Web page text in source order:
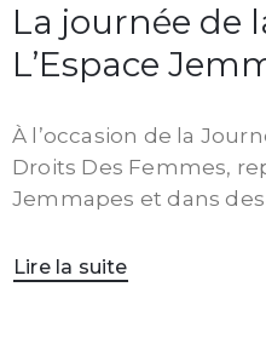
La journée de
L’Espace
À l’occasion de la
Droits Des Femmes,
Jemmapes et dans
Lire la suite